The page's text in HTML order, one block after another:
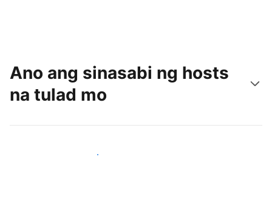
Ano ang sinasabi ng hosts
na tulad mo
Sumama sa mga host na tulad mo